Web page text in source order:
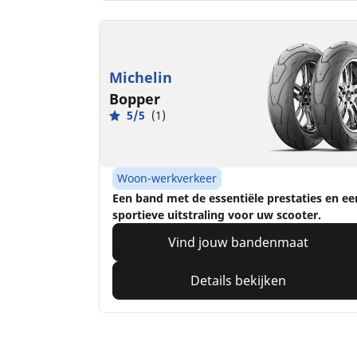
Michelin
Bopper
5/5 (1)
Woon-werkverkeer
Een band met de essentiële prestaties en
sportieve uitstraling voor uw scooter.
Vind jouw bandenmaat
Details bekijken